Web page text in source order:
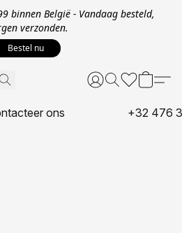
binnen België - Vandaag besteld,
verzonden.
Bestel nu
ons +32 476